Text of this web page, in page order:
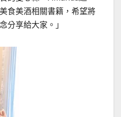
食美酒相關書籍，希望將
分享給大家。」